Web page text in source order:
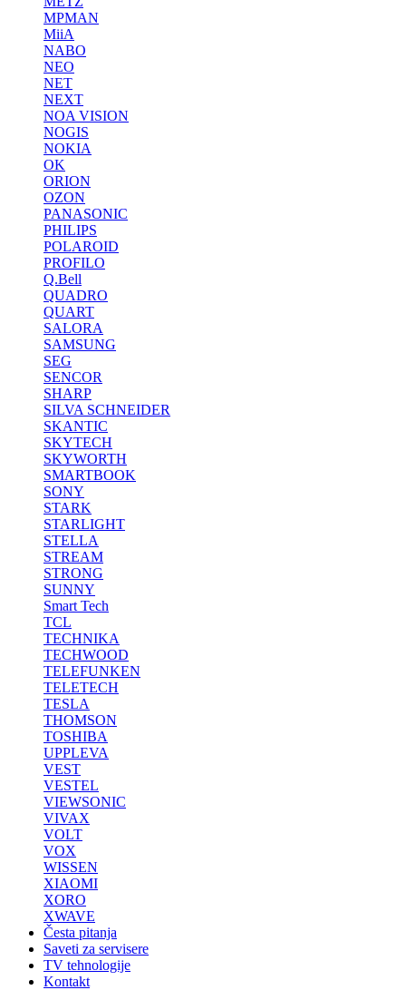
MPMAN
MiiA
NABO
NEO
NET
NEXT
NOA VISION
NOGIS
NOKIA
OK
ORION
OZON
PANASONIC
PHILIPS
POLAROID
PROFILO
Q.Bell
QUADRO
QUART
SALORA
SAMSUNG
SEG
SENCOR
SHARP
SILVA SCHNEIDER
SKANTIC
SKYTECH
SKYWORTH
SMARTBOOK
SONY
STARK
STARLIGHT
STELLA
STREAM
STRONG
SUNNY
Smart Tech
TCL
TECHNIKA
TECHWOOD
TELEFUNKEN
TELETECH
TESLA
THOMSON
TOSHIBA
UPPLEVA
VEST
VESTEL
VIEWSONIC
VIVAX
VOLT
VOX
WISSEN
XIAOMI
XORO
XWAVE
Česta pitanja
Saveti za servisere
TV tehnologije
Kontakt